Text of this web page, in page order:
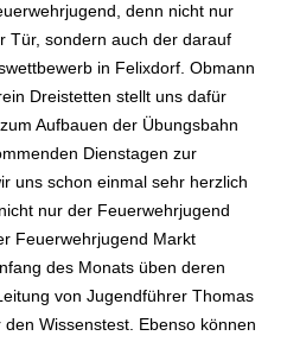
denn nicht nur
Tür, sondern auch der darauf
in Felixdorf. Obmann
Dreistetten stellt uns dafür
Aufbauen der Übungsbahn
Dienstagen zur
uns schon einmal sehr herzlich
nur der Feuerwehrjugend
Feuerwehrjugend Markt
des Monats üben deren
von Jugendführer Thomas
Wissenstest. Ebenso können